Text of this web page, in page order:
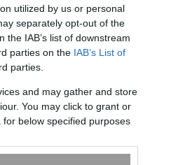
utilized by us or personal
separately opt-out of the
IAB’s list of downstream
parties on the IAB’s List of
parties.
and may gather and store
You may click to grant or
below specified purposes
2 ώρες πριν